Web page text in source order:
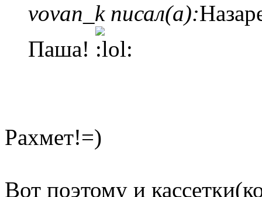
vovan_k писал(а):
Паша!
Рахмет!=)
Вот поэтому и